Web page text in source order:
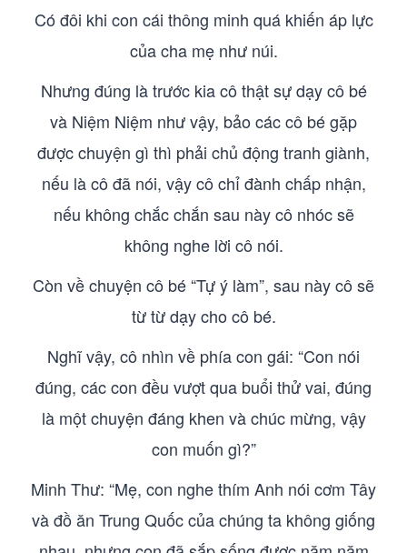
Có đôi khi con cái thông minh quá khiến áp lực
của cha mẹ như núi.
Nhưng đúng là trước kia cô thật sự dạy cô bé
và Niệm Niệm như vậy, bảo các cô bé gặp
được chuyện gì thì phải chủ động tranh giành,
nếu là cô đã nói, vậy cô chỉ đành chấp nhận,
nếu không chắc chắn sau này cô nhóc sẽ
không nghe lời cô nói.
Còn về chuyện cô bé “Tự ý làm”, sau này cô sẽ
từ từ dạy cho cô bé.
Nghĩ vậy, cô nhìn về phía con gái: “Con nói
đúng, các con đều vượt qua buổi thử vai, đúng
là một chuyện đáng khen và chúc mừng, vậy
con muốn gì?”
Minh Thư: “Mẹ, con nghe thím Anh nói cơm Tây
và đồ ăn Trung Quốc của chúng ta không giống